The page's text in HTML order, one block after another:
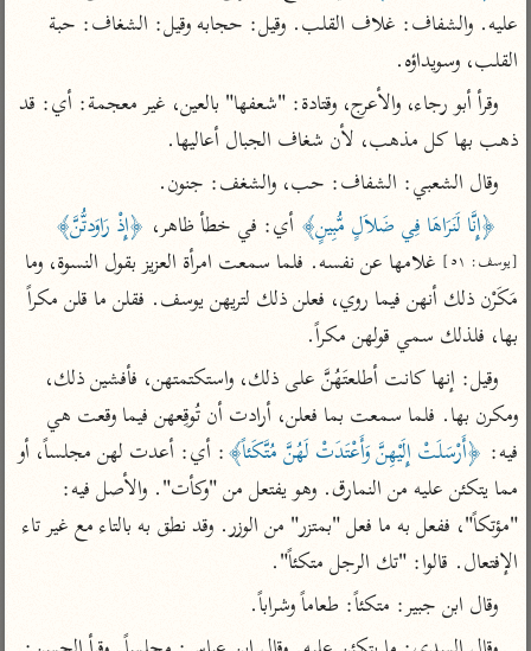
جمع الأقوال
تفسير ابن الجوزي
تفسير الماوردي
منتقاة
تفسير ابن القيم
تفسير ابن تيمية
عامّة
تفسير السمعاني
تفسير مكّي
محاسن التأويل
للقاسمي
تفسير الثعالبي
تفسير السمرقندي
تفسير الثعلبي
تفسير الرازي
أخرى
أضواء البيان
نظم الدرر للبقاعي
لغة وبلاغة
التحرير والتنوير
المحرر الوجيز لابن
عطية
البحر المحيط لأبي
حيان
البسيط للواحدي
تفسير أبي السعود
الكشاف للزمخشري
تفسير ابن عثيمين
مركَّزة العبارة
جامع البيان للإيجي
تفسير البيضاوي
تفسير النسفي
الوجيز للواحدي
تفسير ابن أبي زمنين
آثار
موسوعة التفسير
المأثور
الدر المنثور
تفسير مقاتل
القلب، وسويداؤه.
ذهب بها كل مذهب، لأن شغاف الجبال أعاليها.
وقال الشعبي: الشفاف: حب، والشغف: جنون.
﴿إِنَّا لَنَرَاهَا فِي ضَلاَلٍ مُّبِينٍ﴾ أي: في خطأ ظاهر، ﴿إِذْ رَاوَدتُّنَّ﴾
[يوسف: ٥١]
مَكَرْن ذلك أنهن فيما روي، فعلن ذلك لتريهن يوسف. فقلن ما قلن مكراً
بها، فلذلك سمي قولهن مكراً.
فيه: ﴿أَرْسَلَتْ إِلَيْهِنَّ وَأَعْتَدَتْ لَهُنَّ مُتَّكَئاً﴾
: أي: أعدت لهن مجلساً، أو
الإفتعال. قالوا: "تك الرجل متكئاً".
وقال ابن جبير: متكئاً: طعاماً وشراباً.